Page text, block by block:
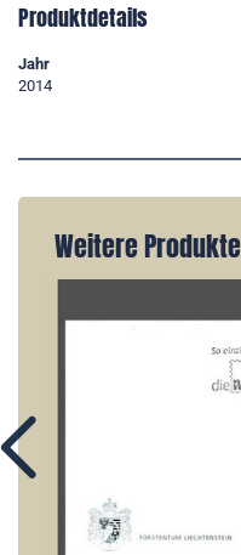
Produktdetails
Jahr
2014
Weitere Produkte